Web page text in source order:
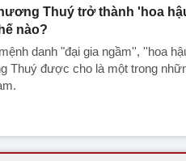
Thuý trở thành 'hoa
nào?
danh "đại gia ngầm'', ''hoa
Thuý được cho là một trong